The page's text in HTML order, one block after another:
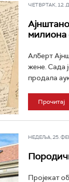
ЧЕТВРТАК, 12.
милиона
Алберт
жене. Сада
продала
Прочитај
НЕДЕЉА, 25.
Пројекат